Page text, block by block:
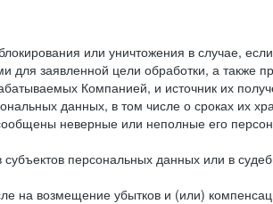
или уничтожения в случае,
заявленной цели обработки, а также
Компанией, и источник их
данных, в том числе о сроках их
неверные или неполные его
персональных данных или в
на возмещение убытков и (или)